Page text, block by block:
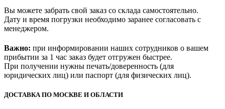
Вы можете забрать свой заказ со склада самостоятельно.
Дату и время погрузки необходимо заранее согласовать с
менеджером.
Важно: при информировании наших сотрудников о вашем
прибытии за 1 час заказ будет отгружен быстрее.
При получении нужны печать/доверенность (для
юридических лиц) или паспорт (для физических лиц).
ДОСТАВКА ПО МОСКВЕ И ОБЛАСТИ